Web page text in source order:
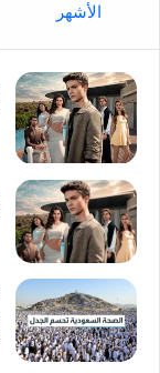
الأشهر